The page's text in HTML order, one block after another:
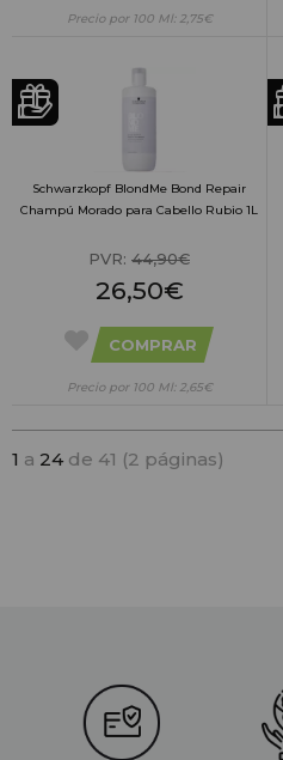
Precio por 100 Ml: 2,75€
Schwarzkopf BlondMe Bond Repair
Champú Morado para Cabello Rubio 1L
PVR: 44,90€
26,50€
COMPRAR
Precio por 100 Ml: 2,65€
1 a 24 de 41 (2 páginas)